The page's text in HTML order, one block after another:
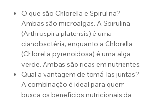
O que são Chlorella e Spirulina?
Ambas são microalgas. A Spirulina
(Arthrospira platensis) é uma
cianobactéria, enquanto a Chlorella
(Chlorella pyrenoidosa) é uma alga
verde. Ambas são ricas em nutrientes.
Qual a vantagem de tomá-las juntas?
A combinação é ideal para quem
busca os benefícios nutricionais da